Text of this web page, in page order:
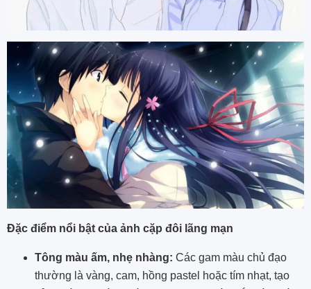
Đặc điểm nổi bật của ảnh cặp đôi lãng mạn
Tông màu ấm, nhẹ nhàng: Các gam màu chủ đạo
thường là vàng, cam, hồng pastel hoặc tím nhạt, tạo